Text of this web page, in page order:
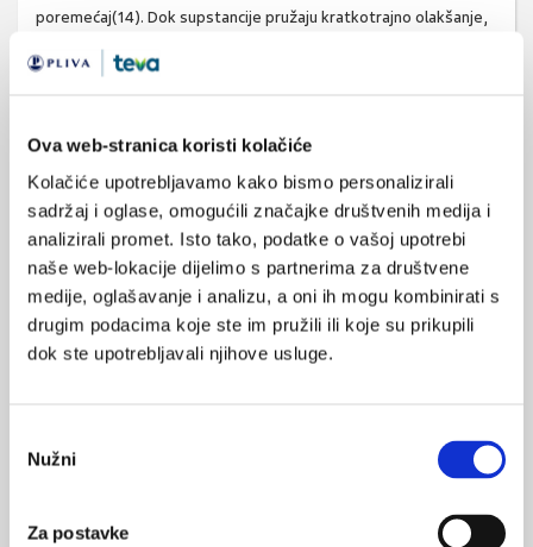
Ova web-stranica koristi kolačiće
Kolačiće upotrebljavamo kako bismo personalizirali
sadržaj i oglase, omogućili značajke društvenih medija i
analizirali promet. Isto tako, podatke o vašoj upotrebi
naše web-lokacije dijelimo s partnerima za društvene
medije, oglašavanje i analizu, a oni ih mogu kombinirati s
drugim podacima koje ste im pružili ili koje su prikupili
dok ste upotrebljavali njihove usluge.
pristanka
Nužni
Za postavke
poremećaj(14). Dok supstancije pružaju kratkotrajno olakšanje,
one dugoročno ne samo da ne rješavaju osnovne probleme već
ih aktivno pogoršavaju kroz neuroplastične promjene, razvoj
se ranije prekine ovaj ciklus i potraži stručna pomoć, veća je
suočavanja sa stresom. Zloupotreba alkohola i psihoaktivnih
supstancija sustavno mijenja neurotransmiterske i strukturne
karakteristike mozga, što u početku može pružiti privremeno
olakšanje, ali dugoročno pogoršava temeljne simptome
anksioznosti, depresije i stresa. Tako alkohol i stimulansi
(kokain, amfetamini) uzrokuju snažno povećanje dopamina u
produkcije dopamina pa osoba više ne može doživjeti
Alkohol pojačava GABA-A transmisiju i smanjuje glutamatnu